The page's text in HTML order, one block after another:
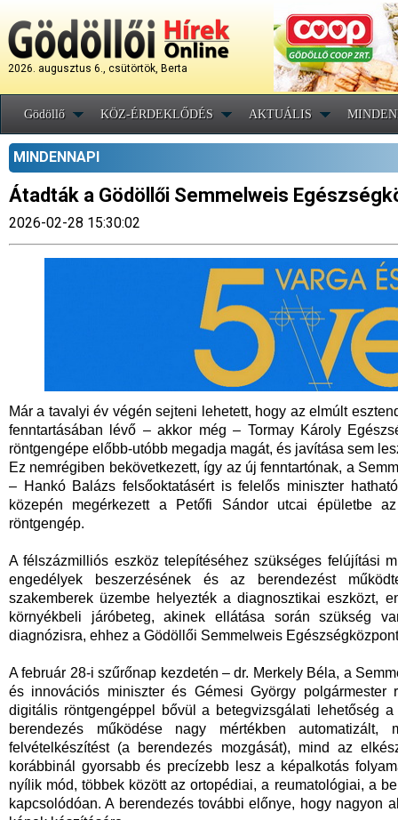
2026. augusztus 6., csütörtök, Berta
Gödöllő KÖZ-ÉRDEKLŐDÉS AKTUÁLIS
MINDENNAPI
Átadták a Gödöllői Semmelweis
2026-02-28 15:30:02
Már a tavalyi év végén sejteni lehetett, hogy az elmúlt
fenntartásában lévő – akkor még – Tormay Károly
röntgengépe előbb-utóbb megadja magát, és javítása sem
Ez nemrégiben bekövetkezett, így az új fenntartónak, a
– Hankó Balázs felsőoktatásért is felelős miniszter
közepén megérkezett a Petőfi Sándor utcai épületbe
röntgengép.
A félszázmilliós eszköz telepítéséhez szükséges felújítási
engedélyek beszerzésének és az berendezést
szakemberek üzembe helyezték a diagnosztikai eszközt,
környékbeli járóbeteg, akinek ellátása során szükség
diagnózisra, ehhez a Gödöllői Semmelweis
A február 28-i szűrőnap kezdetén – dr. Merkely Béla, a
és innovációs miniszter és Gémesi György polgármester
digitális röntgengéppel bővül a betegvizsgálati lehetőség
berendezés működése nagy mértékben
felvételkészítést (a berendezés mozgását), mind az
korábbinál gyorsabb és precízebb lesz a képalkotás
nyílik mód, többek között az ortopédiai, a reumatológiai, a
kapcsolódóan. A berendezés további előnye, hogy nagyon